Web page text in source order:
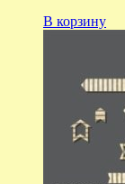
В корзину